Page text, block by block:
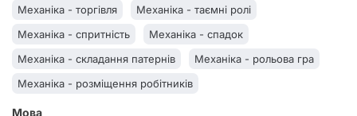
Механіка - торгівля
Механіка - таємні ролі
Механіка - спритність
Механіка - спадок
Механіка - складання патернів
Механіка - рольова гра
Механіка - розміщення робітників
Механіка - розміщення плиток
Мова